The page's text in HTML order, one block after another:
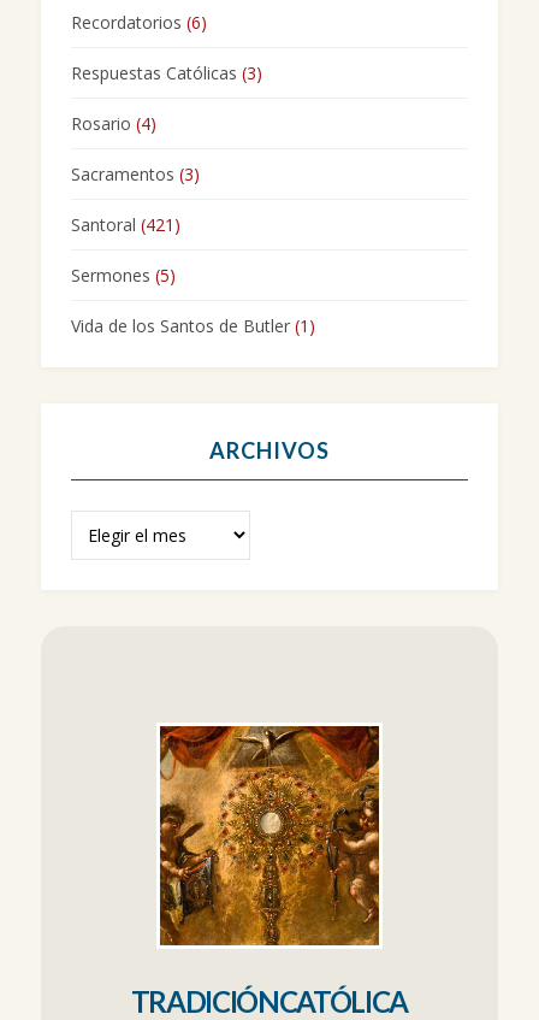
Recordatorios (6)
Respuestas Católicas (3)
Rosario (4)
Sacramentos (3)
Santoral (421)
Sermones (5)
Vida de los Santos de Butler(1)
ARCHIVOS
TRADICIÓNCATÓLICA